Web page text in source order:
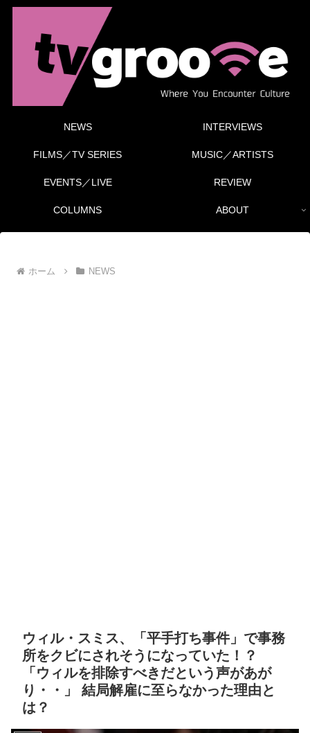
NEWS INTERVIEWS
FILMS／TV SERIES MUSIC／ARTISTS
EVENTS／LIVE REVIEW
COLUMNS ABOUT
ホーム NEWS
ウィル・スミス、「平手打ち事件」で事務
所をクビにされそうになっていた！？
「ウィルを排除すべきだという声があが
り・・」 結局解雇に至らなかった理由と
は？